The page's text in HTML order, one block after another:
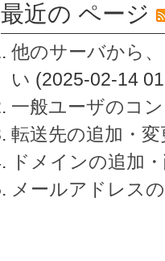
最近の ページ
他のサーバから
い (2025-02-14
一般ユーザのコ
転送先の追加・
ドメインの追加
メールアドレス